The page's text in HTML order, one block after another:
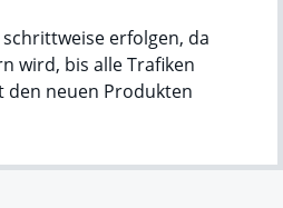
erfolgen, da
wird, bis alle Trafiken
den neuen Produkten